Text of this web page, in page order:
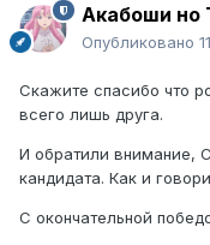
Акабоши но
Опубликовано
Скажите спасибо что
всего лишь друга.
И обратили внимание,
кандидата. Как и
С окончательной